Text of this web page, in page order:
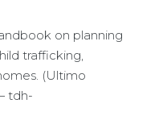
on planning
trafficking,
(Ultimo
tdh-